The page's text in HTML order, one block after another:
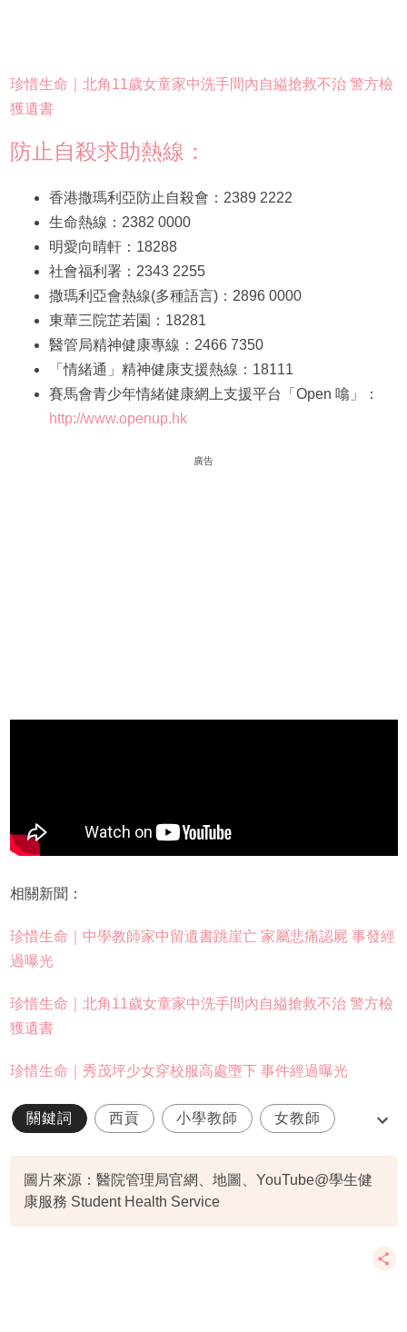
珍惜生命｜北角11歲女童家中洗手間內自縊搶救不治 警方檢
獲遺書
防止自殺求助熱線：
香港撒瑪利亞防止自殺會：2389 2222
生命熱線：2382 0000
明愛向晴軒：18288
社會福利署：2343 2255
撒瑪利亞會熱線(多種語言)：2896 0000
東華三院芷若園：18281
醫管局精神健康專線：2466 7350
「情緒通」精神健康支援熱線：18111
賽馬會青少年情緒健康網上支援平台「Open 噏」：
http://www.openup.hk
廣告
相關新聞：
珍惜生命｜中學教師家中留遺書跳崖亡 家屬悲痛認屍 事發經
過曝光
珍惜生命｜北角11歲女童家中洗手間內自縊搶救不治 警方檢
獲遺書
珍惜生命｜秀茂坪少女穿校服高處墮下 事件經過曝光
關鍵詞 西貢 小學教師 女教師
圖片來源：醫院管理局官網、地圖、YouTube@學生健
康服務 Student Health Service